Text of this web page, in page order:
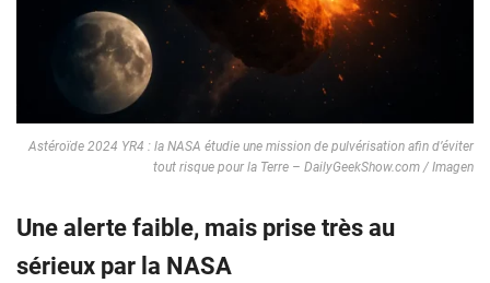
Astéroïde 2024 YR4 : la NASA étudie une mission de pulvérisation afin d’éviter
tout risque pour la Terre – DailyGeekShow.com / Imagen
Une alerte faible, mais prise très au
sérieux par la NASA